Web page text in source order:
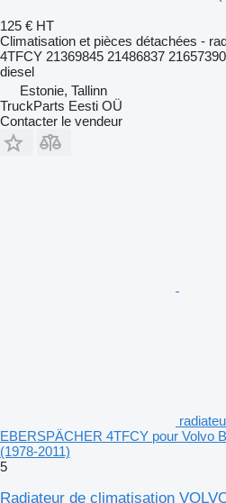
125 € HT
Climatisation et pièces détachées -
4TFCY 21369845 21486837 21657390
diesel
Estonie, Tallinn
TruckParts Eesti OÜ
Contacter le vendeur
EBERSPÄCHER 4TFCY pour Volvo
(1978-2011)
5
Radiateur de climatisation